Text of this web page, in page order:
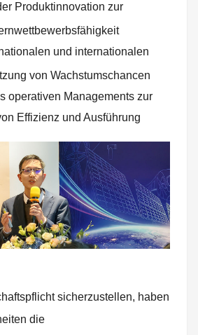
Produktinnovation zur
und internationalen
von Wachstumschancen
operativen Managements zur
Effizienz und Ausführung
sicherzustellen, haben
die